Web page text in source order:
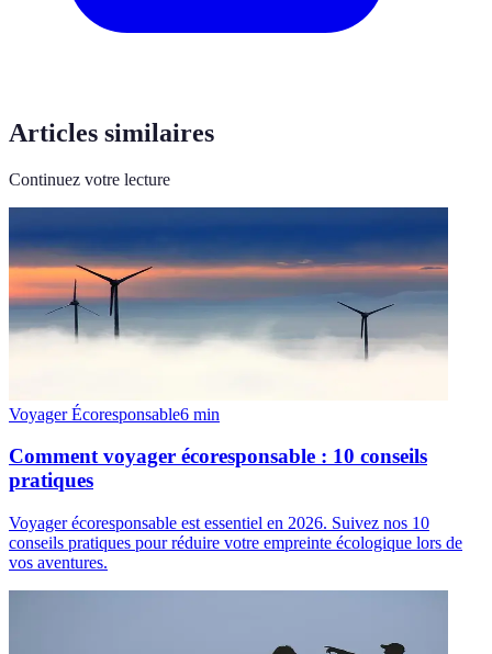
Articles similaires
Continuez votre lecture
Voyager Écoresponsable6 min
Comment voyager écoresponsable : 10 conseils
pratiques
Voyager écoresponsable est essentiel en 2026. Suivez nos 10
conseils pratiques pour réduire votre empreinte écologique lors de
vos aventures.